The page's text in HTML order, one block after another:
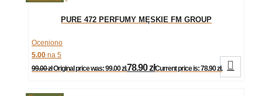
PURE 472 PERFUMY MĘSKIE FM GROUP
Oceniono
5.00 na 5
99.00zł Original price was: 99.00 zł.78.90złCurrent price is: 78.90 zł. 